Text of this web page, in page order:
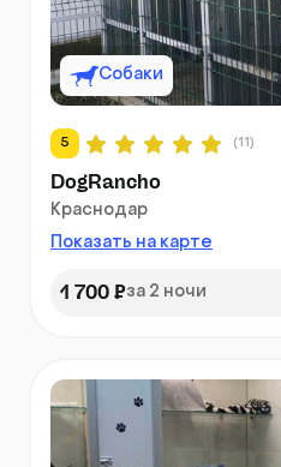
Собаки
5 (11)
DogRancho
Краснодар
Показать на карте
1 700 ₽за 2 ночи